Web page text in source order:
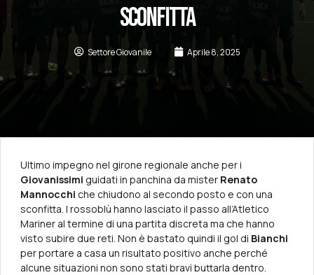
SCONFITTA
Settore Giovanile Aprile 8, 2025
Ultimo impegno nel girone regionale anche per i
Giovanissimi guidati in panchina da mister Renato
Mannocchi che chiudono al secondo posto e con una
sconfitta. I rossoblù hanno lasciato il passo all’Atletico
Mariner al termine di una partita discreta ma che hanno
visto subire due reti. Non è bastato quindi il gol di Bianchi
per portare a casa un risultato positivo anche perché
alcune situazioni non sono stati bravi buttarla dentro.